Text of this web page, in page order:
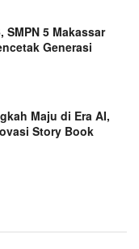
SMPN 5 Makassar
Generasi
Maju di Era AI,
Story Book